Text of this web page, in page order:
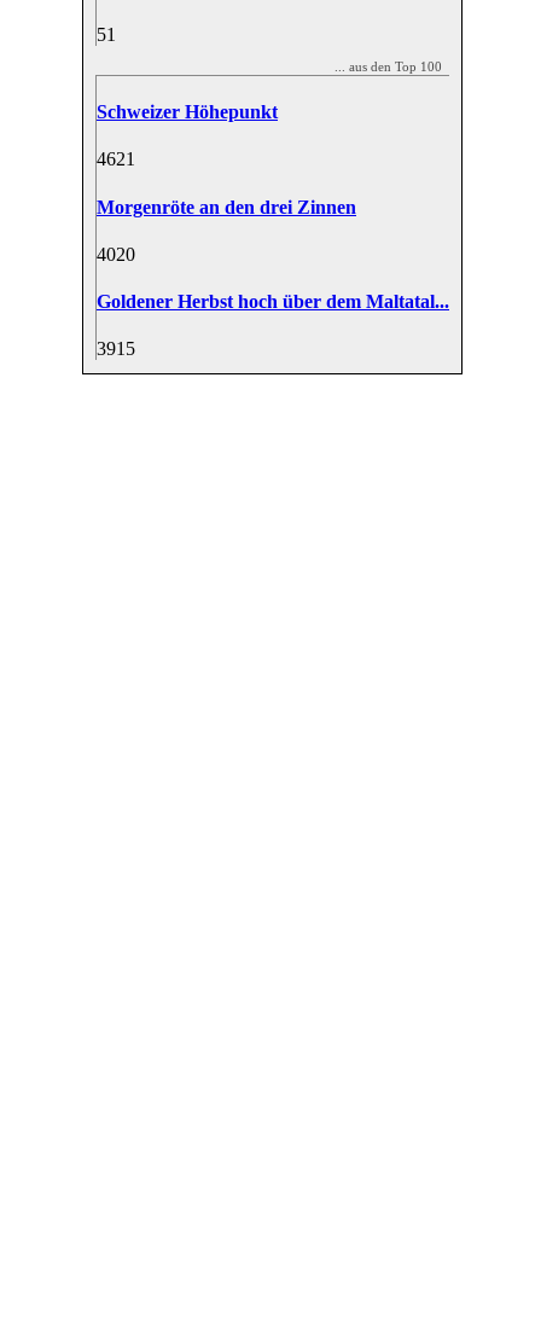
51
... aus den Top 100
Schweizer Höhepunkt
4621
Morgenröte an den drei Zinnen
4020
Goldener Herbst hoch über dem Maltatal...
3915